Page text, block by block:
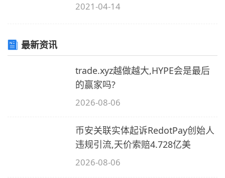
2021-04-14
最新资讯
trade.xyz越做越大,HYPE会是最后
的赢家吗?
2026-08-06
币安关联实体起诉RedotPay创始人
违规引流,天价索赔4.728亿美
2026-08-06